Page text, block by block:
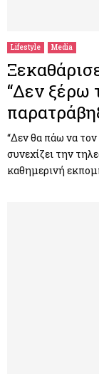
Lifestyle Media
“Δεν ξέρω
“Δεν θα πάω να
συνεχίζει την
καθημερινή